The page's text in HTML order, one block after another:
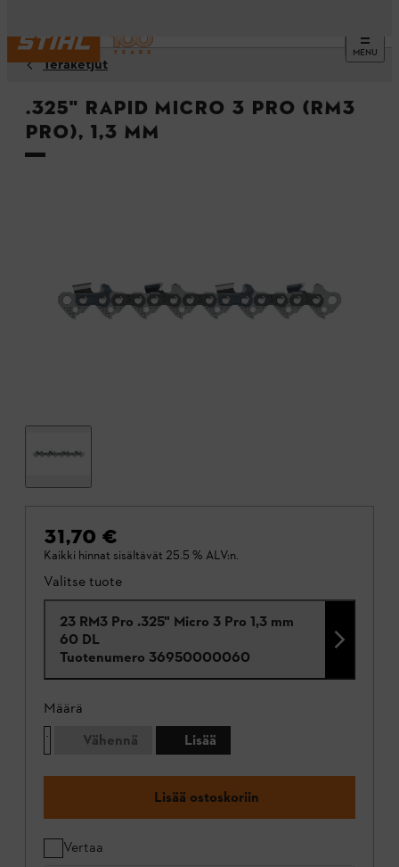
MENU
Teräketjut
.325" Rapid Micro 3 Pro (RM3
Pro), 1,3 mm
31,70 €
Kaikki hinnat sisältävät 25.5 % ALV:n.
Valitse tuote
23 RM3 Pro .325" Micro 3 Pro 1,3 mm
60 DL
Tuotenumero 36950000060
Määrä
Vähennä
Lisää
Lisää ostoskoriin
Vertaa